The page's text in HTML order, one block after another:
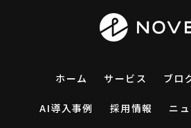
ホーム サービス ブロ
AI導入事例 採用情報 ニ